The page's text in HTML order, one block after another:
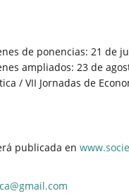
de ponencias: 21 de
ampliados: 23 de
/ VII Jornadas de
publicada en